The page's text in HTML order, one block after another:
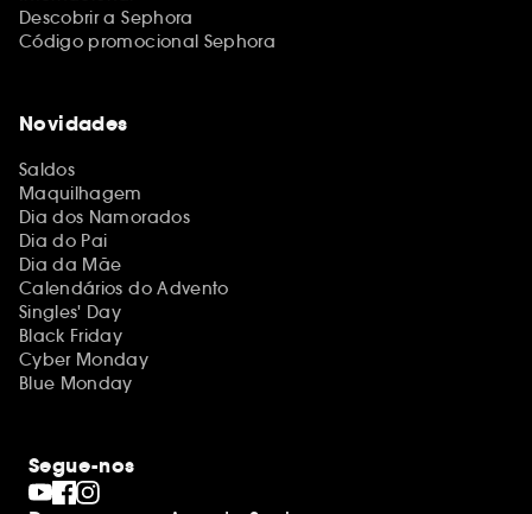
Descobrir a Sephora
Código promocional Sephora
Novidades
Saldos
Maquilhagem
Dia dos Namorados
Dia do Pai
Dia da Mãe
Calendários do Advento
Singles' Day
Black Friday
Cyber Monday
Blue Monday
Segue-nos